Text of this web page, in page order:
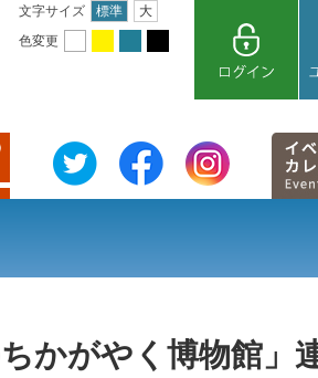
文字サイズ 標準 大
色変更
かがやく博物館」